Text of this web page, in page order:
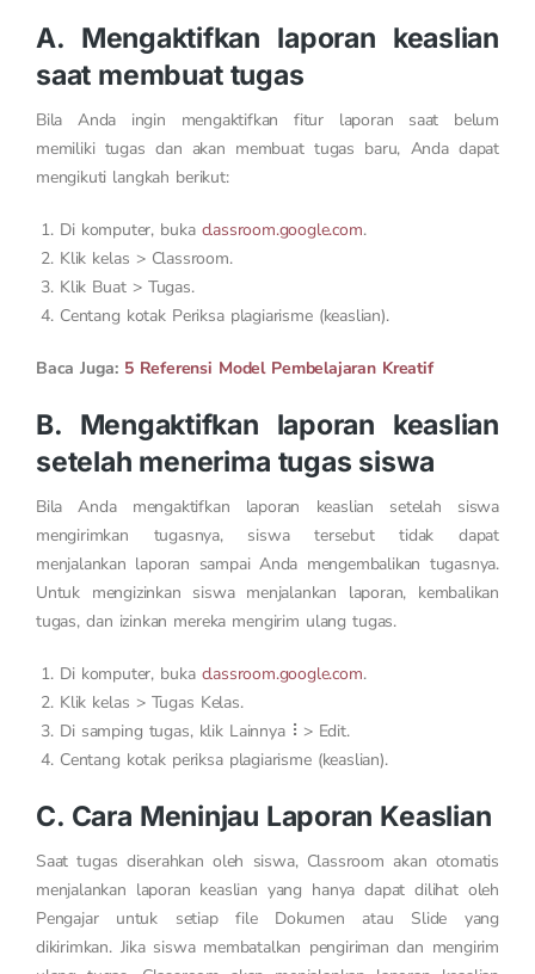
A. Mengaktifkan laporan keaslian
saat membuat tugas
Bila Anda ingin mengaktifkan fitur laporan saat belum
memiliki tugas dan akan membuat tugas baru, Anda dapat
mengikuti langkah berikut:
Di komputer, buka classroom.google.com.
Klik kelas > Classroom.
Klik Buat > Tugas.
Centang kotak Periksa plagiarisme (keaslian).
Baca Juga: 5 Referensi Model Pembelajaran Kreatif
B. Mengaktifkan laporan keaslian
setelah menerima tugas siswa
Bila Anda mengaktifkan laporan keaslian setelah siswa
mengirimkan tugasnya, siswa tersebut tidak dapat
menjalankan laporan sampai Anda mengembalikan tugasnya.
Untuk mengizinkan siswa menjalankan laporan, kembalikan
tugas, dan izinkan mereka mengirim ulang tugas.
Di komputer, buka classroom.google.com.
Klik kelas > Tugas Kelas.
Di samping tugas, klik Lainnya ⠇> Edit.
Centang kotak periksa plagiarisme (keaslian).
C. Cara Meninjau Laporan Keaslian
Saat tugas diserahkan oleh siswa, Classroom akan otomatis
menjalankan laporan keaslian yang hanya dapat dilihat oleh
Pengajar untuk setiap file Dokumen atau Slide yang
dikirimkan. Jika siswa membatalkan pengiriman dan mengirim